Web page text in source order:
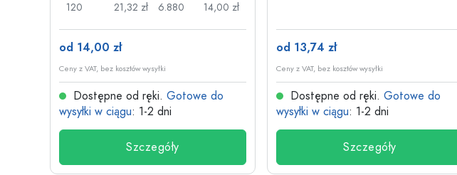
120
21,32 zł
6.880
14,00 zł
od 14,00 zł
Ceny z VAT, bez kosztów wysyłki
Dostępne od ręki. Gotowe do
wysyłki w ciągu: 1-2 dni
Szczegóły
od 13,74 zł
Ceny z VAT, bez kosztów wysyłki
Dostępne od ręki. Gotowe do
wysyłki w ciągu: 1-2 dni
Szczegóły